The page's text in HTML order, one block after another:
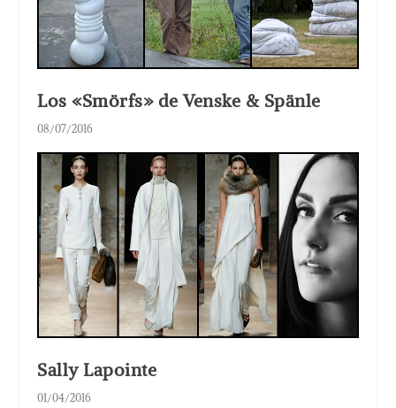
Los «Smörfs» de Venske & Spänle
08/07/2016
Sally Lapointe
01/04/2016